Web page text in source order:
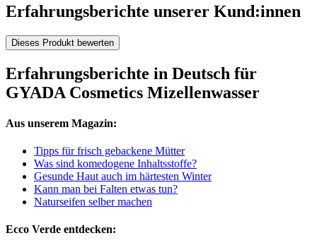
Erfahrungsberichte unserer Kund:innen
Dieses Produkt bewerten
Erfahrungsberichte in Deutsch für
GYADA Cosmetics Mizellenwasser
Aus unserem Magazin:
Tipps für frisch gebackene Mütter
Was sind komedogene Inhaltsstoffe?
Gesunde Haut auch im härtesten Winter
Kann man bei Falten etwas tun?
Naturseifen selber machen
Ecco Verde entdecken: